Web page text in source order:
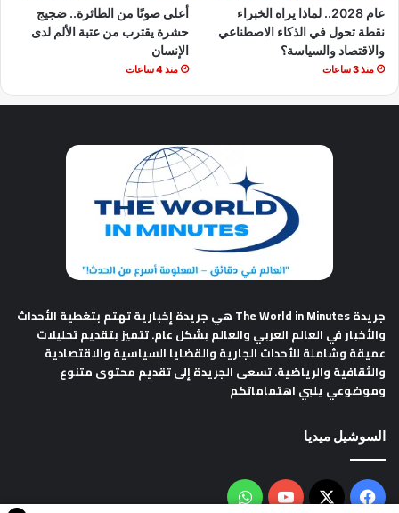
عام 2028.. لماذا يراه الخبراء
نقطة تحول في الذكاء الاصطناعي
والاقتصاد والسياسة؟
منذ 3 ساعات
أعلى صوتًا من الطائرة.. ضجيج
حشرة يقترب من عتبة الألم لدى
الإنسان
منذ 4 ساعات
جريدة The World in Minutes
هي جريدة إخبارية تهتم بتغطية الأحداث
والأخبار في العالم العربي والعالم بشكل عام. تتميز بتقديم تحليلات
عميقة وشاملة للأحداث الجارية والقضايا السياسية والاقتصادية
والثقافية والرياضية. تسعى الجريدة إلى تقديم محتوى متنوع
وموضوعي يلبي اهتماماتكم
السوشيل ميديا
فيسبوك
‫X
‫YouTubeواتساب